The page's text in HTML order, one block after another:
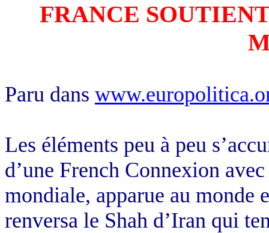
FRANCE
Paru dans
Les éléments peu à peu
d’une French Connexion
mondiale, apparue au monde
renversa le Shah d’Iran qui